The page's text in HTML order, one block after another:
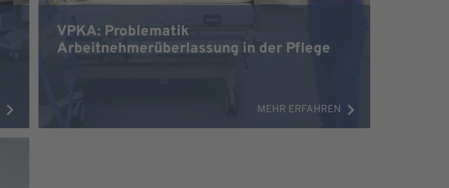
VPKA: Problematik
Arbeitnehmerüberlassung in der Pflege
MEHR ERFAHREN